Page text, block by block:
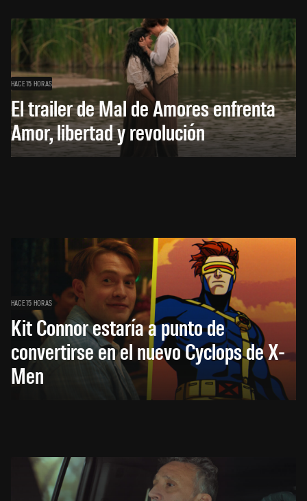
HACE 15 HORAS
El trailer de Mal de Amores enfrenta
Amor, libertad y revolución
HACE 15 HORAS
Kit Connor estaría a punto de
convertirse en el nuevo Cyclops de X-
Men